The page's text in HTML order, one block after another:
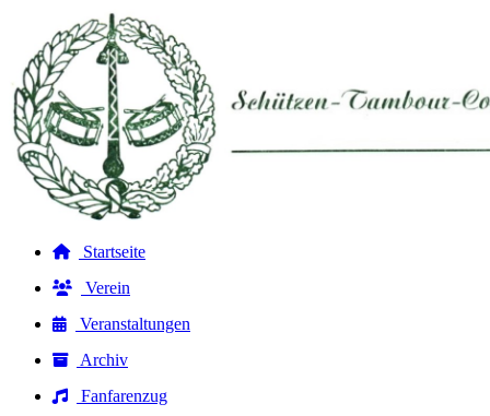
Startseite
Verein
Veranstaltungen
Archiv
Fanfarenzug